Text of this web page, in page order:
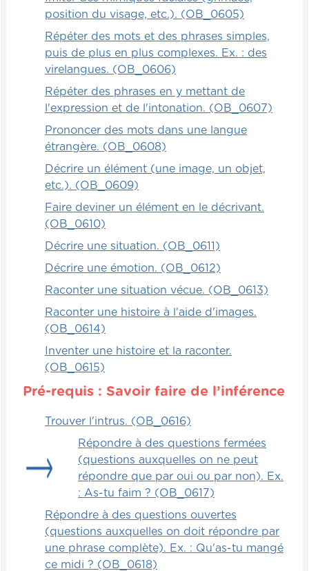
position du visage, etc.). (OB_0605)
Répéter des mots et des phrases simples,
puis de plus en plus complexes. Ex. : des
virelangues. (OB_0606)
Répéter des phrases en y mettant de
l'expression et de l'intonation. (OB_0607)
Prononcer des mots dans une langue
étrangère. (OB_0608)
Décrire un élément (une image, un objet,
etc.). (OB_0609)
Faire deviner un élément en le décrivant.
(OB_0610)
Décrire une situation. (OB_0611)
Décrire une émotion. (OB_0612)
Raconter une situation vécue. (OB_0613)
Raconter une histoire à l'aide d'images.
(OB_0614)
Inventer une histoire et la raconter.
(OB_0615)
Pré-requis : Savoir faire de l’inférence
Trouver l'intrus. (OB_0616)
Répondre à des questions fermées
(questions auxquelles on ne peut
répondre que par oui ou par non). Ex.
: As-tu faim ? (OB_0617)
Répondre à des questions ouvertes
(questions auxquelles on doit répondre par
une phrase complète). Ex. : Qu'as-tu mangé
ce midi ? (OB_0618)